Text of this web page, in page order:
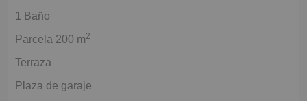
1 Baño
Parcela 200 m2
Terraza
Plaza de garaje